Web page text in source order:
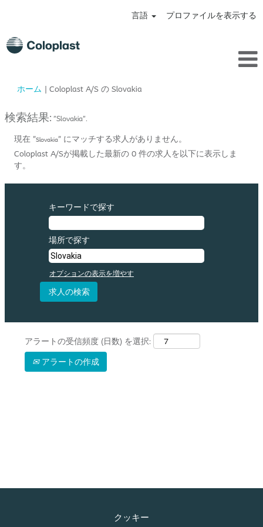
言語 プロファイルを表示する
ホーム | Coloplast A/S の Slovakia
ー
ジ)
検索結果: "Slovakia".
現在 "Slovakia" にマッチする求人がありません。
Coloplast A/Sが掲載した最新の 0 件の求人を以下に表示しま
す。
キーワードで探す
場所で探す
オプションの表示を増やす
アラートの受信頻度 (日数) を選択:
アラートの作成
クッキー